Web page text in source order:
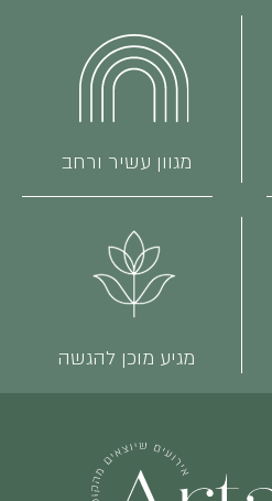
מגוון עשיר ורחב
מגיע מוכן להגשה